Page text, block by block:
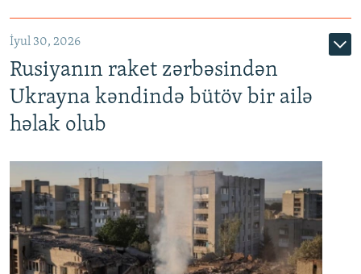
İyul 30, 2026
Rusiyanın raket zərbəsindən
Ukrayna kəndində bütöv bir ailə
həlak olub